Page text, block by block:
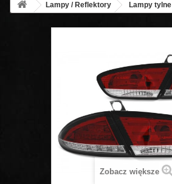
Lampy / Reflektory Lampy tylne
Zobacz większe